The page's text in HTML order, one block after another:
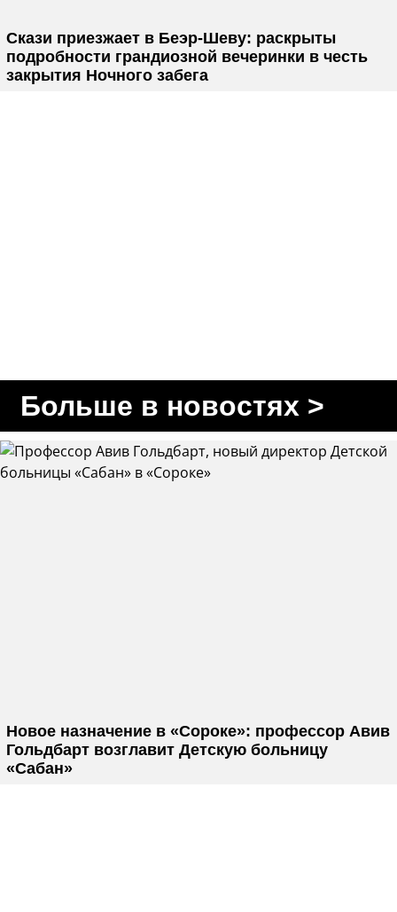
Скази приезжает в Беэр-Шеву: раскрыты
подробности грандиозной вечеринки в честь
закрытия Ночного забега
Больше в новостях >
Новое назначение в «Сороке»: профессор Авив
Гольдбарт возглавит Детскую больницу
«Сабан»